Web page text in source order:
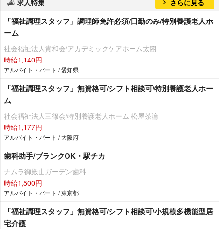
求人特集 さらに見る
「福祉調理スタッフ」調理師免許必須/日勤のみ/特別養護老人ホ
ーム
社会福祉法人貴和会/アカデミックケアホーム太閤
時給1,140円
アルバイト・パート / 愛知県
「福祉調理スタッフ」無資格可/シフト相談可/特別養護老人ホー
ム
社会福祉法人三篠会/特別養護老人ホーム 松屋茶論
時給1,177円
アルバイト・パート / 大阪府
歯科助手/ブランクOK・駅チカ
ナムラ御殿山ガーデン歯科
時給1,500円
アルバイト・パート / 東京都
「福祉調理スタッフ」無資格可/シフト相談可/小規模多機能型居
宅介護